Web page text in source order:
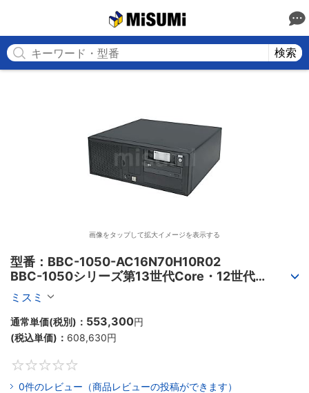
検索
画像をタップして拡大イメージを表示する
型番：BBC-1050-AC16N70H10R02
BBC-1050シリーズ第13世代Core・12世代
Celeron対応小型フロアマウント3PCIe
ミスミ
通常単価(税別)： 553,300円
(税込単価)： 608,630円
0件のレビュー（商品レビューの投稿ができます）